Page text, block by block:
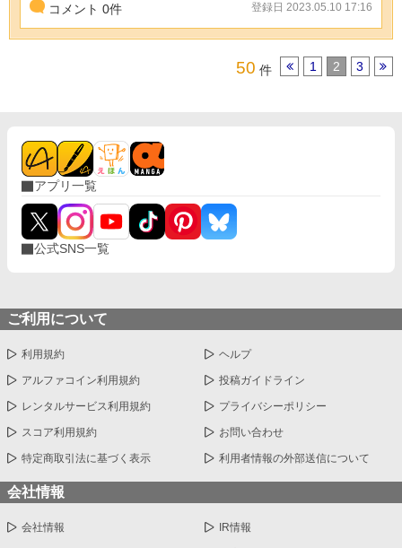
コメント 0件 登録日 2023.05.10 17:16
50 件 1 2 3
アプリ一覧
公式SNS一覧
ご利用について
利用規約 ヘルプ
アルファコイン利用規約 投稿ガイドライン
レンタルサービス利用規約 プライバシーポリシー
スコア利用規約 お問い合わせ
特定商取引法に基づく表示 利用者情報の外部送信について
会社情報
会社情報 IR情報